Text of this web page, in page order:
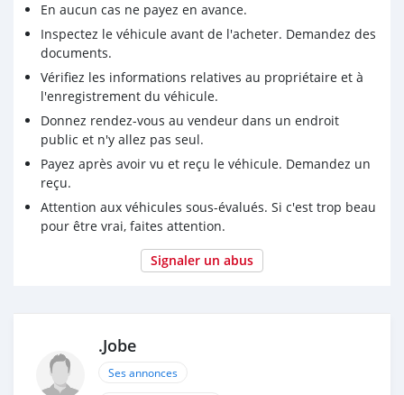
En aucun cas ne payez en avance.
Inspectez le véhicule avant de l'acheter. Demandez des
documents.
Vérifiez les informations relatives au propriétaire et à
l'enregistrement du véhicule.
Donnez rendez-vous au vendeur dans un endroit
public et n'y allez pas seul.
Payez après avoir vu et reçu le véhicule. Demandez un
reçu.
Attention aux véhicules sous-évalués. Si c'est trop beau
pour être vrai, faites attention.
Signaler un abus
.Jobe
Ses annonces